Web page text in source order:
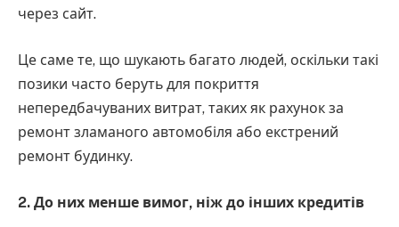
через сайт.
Це саме те, що шукають багато людей, оскільки такі
позики часто беруть для покриття
непередбачуваних витрат, таких як рахунок за
ремонт зламаного автомобіля або екстрений
ремонт будинку.
2. До них менше вимог, ніж до інших кредитів